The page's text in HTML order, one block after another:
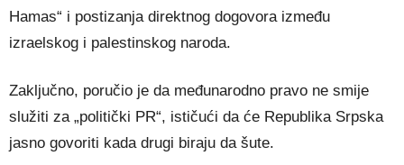
Hamas“ i postizanja direktnog dogovora između
izraelskog i palestinskog naroda.
Zaključno, poručio je da međunarodno pravo ne smije
služiti za „politički PR“, ističući da će Republika Srpska
jasno govoriti kada drugi biraju da šute.